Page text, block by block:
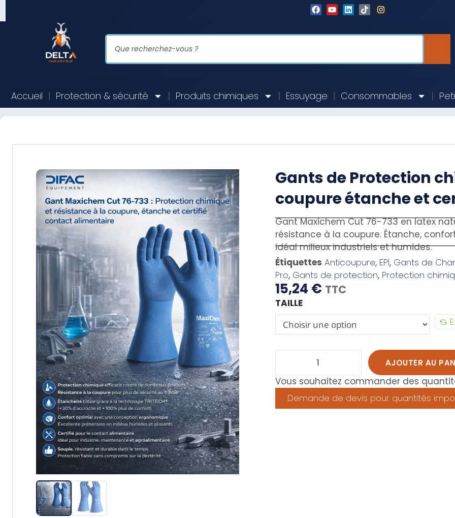
Accueil Protection & sécurité Produits chimiques Essuyage Consommables
Gants de Protection
coupure étanche et
Gant Maxichem Cut 76-733 en latex
résistance à la coupure. Étanche,
idéal milieux industriels et humides.
Étiquettes Anticoupure, EPI, Gants de
Pro, Gants de protection, Protection
15,24 € TTC
TAILLE
AJOUTER AU
Vous souhaitez commander des
Demande de devis pour quantités